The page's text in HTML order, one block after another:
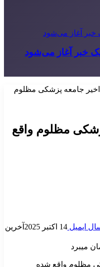
یک خبر آغاز می‌شود
جامعه پزشکی مظلوم
مظلوم واقع
ایمیل 14 اکتبر 2025
آخرین